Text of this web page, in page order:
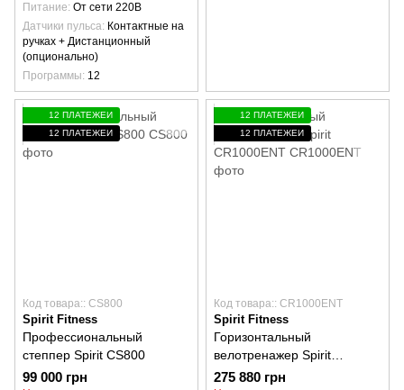
Питание От сети 220В
Датчики пульса Контактные на
ручках + Дистанционный
(опционально)
Программы 12
12 ПЛАТЕЖЕЙ
12 ПЛАТЕЖЕЙ
Код товара:: CS800
Spirit Fitness
Профессиональный
степпер Spirit CS800
99 000 грн
12 ПЛАТЕЖЕЙ
12 ПЛАТЕЖЕЙ
Код товара:: CR1000ENT
Spirit Fitness
Горизонтальный
велотренажер Spirit
CR1000ENT
275 880 грн